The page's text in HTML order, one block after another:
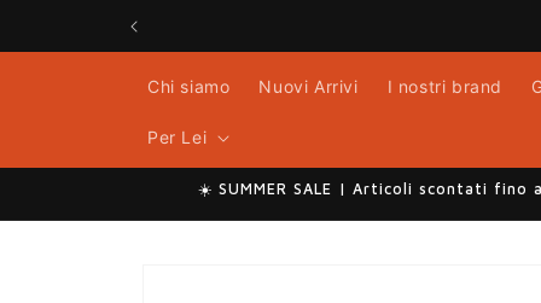
direttamente
ai contenuti
Chi siamo Nuovi Arrivi I nostri brand
Per Lei
☀️ SUMMER SALE | Articoli scontati fino